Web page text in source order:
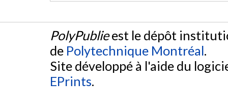
PolyPublieest le dépôt
de Polytechnique Montréal.
Site développé à l'aide du
EPrints.